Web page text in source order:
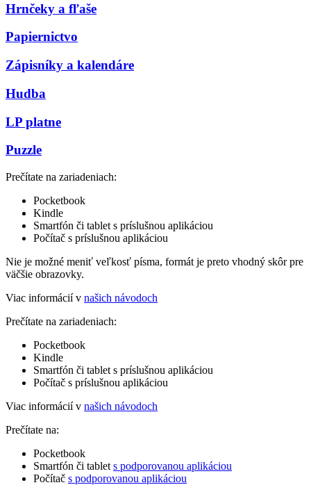
Hrnčeky a fľaše
Papiernictvo
Zápisníky a kalendáre
Hudba
LP platne
Puzzle
Prečítate na zariadeniach:
Pocketbook
Kindle
Smartfón či tablet s príslušnou aplikáciou
Počítač s príslušnou aplikáciou
Nie je možné meniť veľkosť písma, formát je preto vhodný skôr pre
väčšie obrazovky.
Viac informácií v našich návodoch
Prečítate na zariadeniach:
Pocketbook
Kindle
Smartfón či tablet s príslušnou aplikáciou
Počítač s príslušnou aplikáciou
Viac informácií v našich návodoch
Prečítate na:
Pocketbook
Smartfón či tablet s podporovanou aplikáciou
Počítač s podporovanou aplikáciou